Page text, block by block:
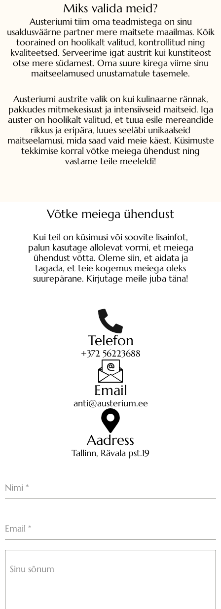
Miks valida meid?
Austeriumi tiim oma teadmistega on sinu
usaldusväärne partner mere maitsete maailmas. Kõik
toorained on hoolikalt valitud, kontrollitud ning
kvaliteetsed. Serveerime igat austrit kui kunstiteost
otse mere südamest. Oma suure kirega viime sinu
maitseelamused unustamatule tasemele.
Austeriumi austrite valik on kui kulinaarne rännak,
pakkudes mitmekesisust ja intensiivseid maitseid. Iga
auster on hoolikalt valitud, et tuua esile mereandide
rikkus ja eripära, luues seeläbi unikaalseid
maitseelamusi, mida saad vaid meie käest. Küsimuste
tekkimise korral võtke meiega ühendust ning
vastame teile meeleldi!
Võtke meiega ühendust
Kui teil on küsimusi või soovite lisainfot,
palun kasutage allolevat vormi, et meiega
ühendust võtta. Oleme siin, et aidata ja
tagada, et teie kogemus meiega oleks
suurepärane. Kirjutage meile juba täna!
Telefon
+372 56223688
Email
anti@austerium.ee
Aadress
Tallinn, Rävala pst.19
Nimi *
Email *
Sinu sõnum